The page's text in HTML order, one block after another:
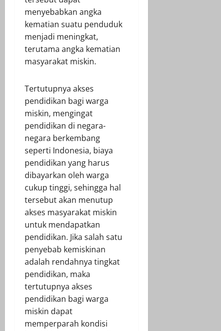
menyebabkan angka
kematian suatu penduduk
menjadi meningkat,
terutama angka kematian
masyarakat miskin.
Tertutupnya akses
pendidikan bagi warga
miskin, mengingat
pendidikan di negara-
negara berkembang
seperti Indonesia, biaya
pendidikan yang harus
dibayarkan oleh warga
cukup tinggi, sehingga hal
tersebut akan menutup
akses masyarakat miskin
untuk mendapatkan
pendidikan. Jika salah satu
penyebab kemiskinan
adalah rendahnya tingkat
pendidikan, maka
tertutupnya akses
pendidikan bagi warga
miskin dapat
memperparah kondisi